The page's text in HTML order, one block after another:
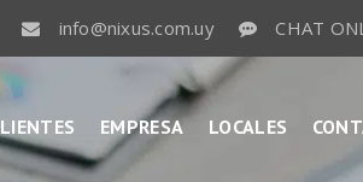
COTIZACIÓN COTIZACIONES POR
info@nixus.com.uy CHAT
EMPRESA LOCALES